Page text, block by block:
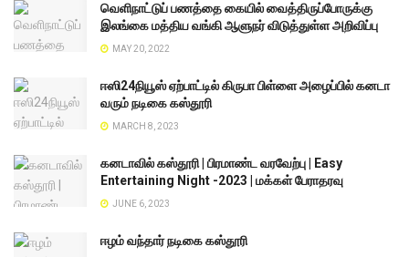
வெளிநாட்டுப் பணத்தை கையில் வைத்திருப்போருக்கு
இலங்கை மத்திய வங்கி ஆளுநர் விடுத்துள்ள அறிவிப்பு
MAY 20, 2022
ஈஸி24நியூஸ் ஏற்பாட்டில் கிருபா பிள்ளை அழைப்பில் கனடா
வரும் நடிகை கஸ்தூரி
MARCH 8, 2023
கனடாவில் கஸ்தூரி | பிரமாண்ட வரவேற்பு | Easy
Entertaining Night -2023 | மக்கள் பேராதரவு
JUNE 6, 2023
ஈழம் வந்தார் நடிகை கஸ்தூரி